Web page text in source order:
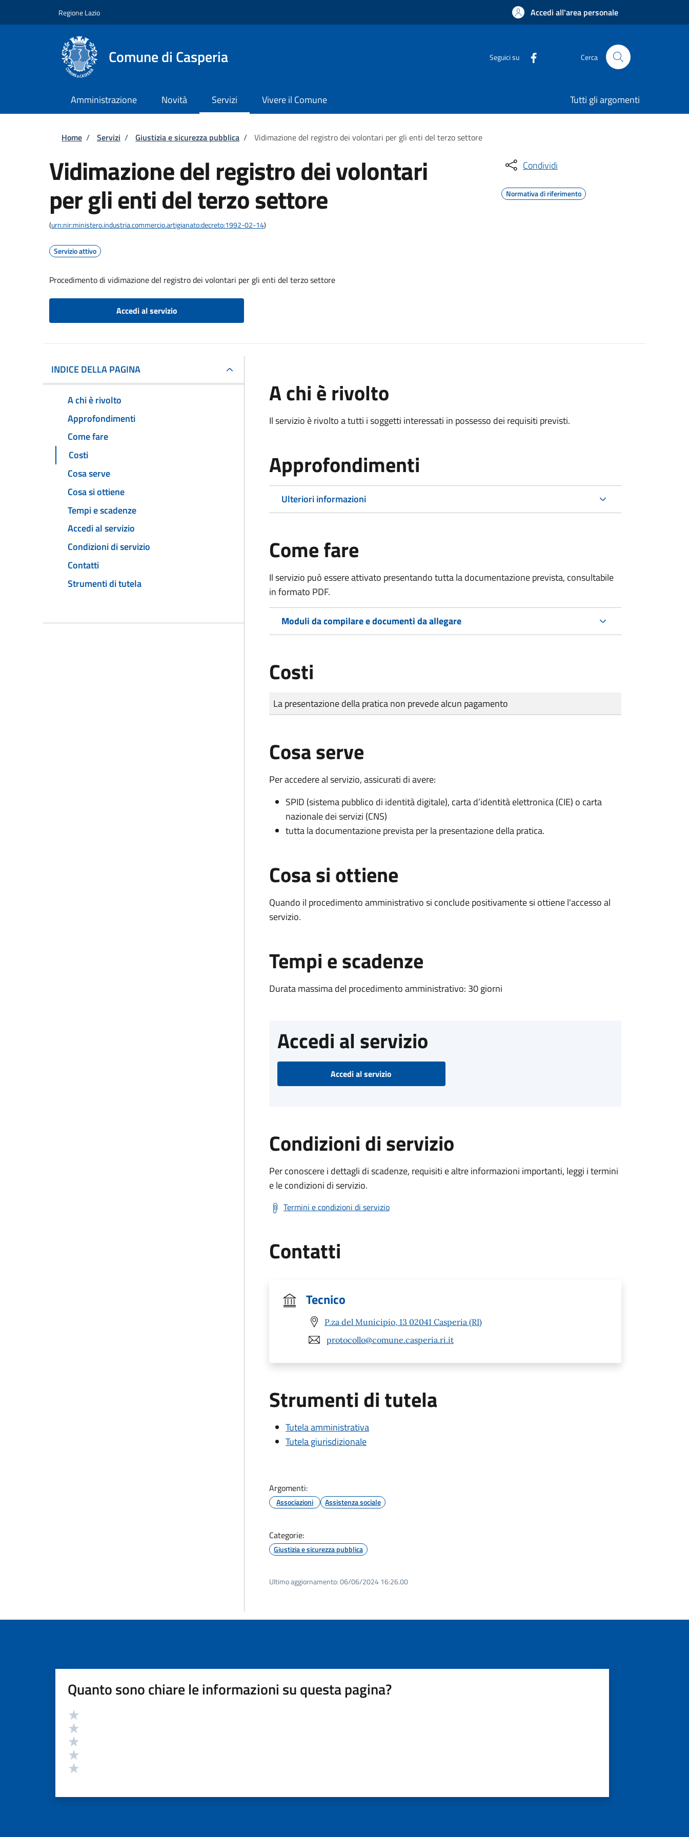
Regione Lazio Accedi all'area personale
Comune di Casperia Seguici su Cerca
Amministrazione Novità Servizi Vivere il Comune Tutti gli argomenti
Briciole di pane
Home / Servizi / Giustizia e sicurezza pubblica / Vidimazione del registro dei volontari per gli enti del terzo settore
Vidimazione del registro dei volontari
per gli enti del terzo settore
(urn:nir:ministero.industria.commercio.artigianato:decreto:1992-02-14)
Servizio attivo
Procedimento di vidimazione del registro dei volontari per gli enti del terzo settore
Accedi al servizio
Condividi
Normativa di riferimento
INDICE DELLA PAGINA
A chi è rivolto
Approfondimenti
Come fare
Costi
Cosa serve
Cosa si ottiene
Tempi e scadenze
Accedi al servizio
Condizioni di servizio
Contatti
Strumenti di tutela
A chi è rivolto
Il servizio è rivolto a tutti i soggetti interessati in possesso dei requisiti previsti.
Approfondimenti
Ulteriori informazioni
Come fare
Il servizio può essere attivato presentando tutta la documentazione prevista, consultabile
in formato PDF.
Moduli da compilare e documenti da allegare
Costi
Tipo di pagamento
Importo
La presentazione della pratica non prevede alcun pagamento
Cosa serve
Per accedere al servizio, assicurati di avere:
SPID (sistema pubblico di identità digitale), carta d’identità elettronica (CIE) o carta
nazionale dei servizi (CNS)
tutta la documentazione prevista per la presentazione della pratica.
Cosa si ottiene
Quando il procedimento amministrativo si conclude positivamente si ottiene l'accesso al
servizio.
Tempi e scadenze
Durata massima del procedimento amministrativo: 30 giorni
Accedi al servizio
Accedi al servizio
Condizioni di servizio
Per conoscere i dettagli di scadenze, requisiti e altre informazioni importanti, leggi i termini
e le condizioni di servizio.
Termini e condizioni di servizio
Contatti
Tecnico
P.za del Municipio, 13 02041 Casperia (RI)
protocollo@comune.casperia.ri.it
Strumenti di tutela
Tutela amministrativa
Tutela giurisdizionale
Argomenti:
Associazioni Assistenza sociale
Categorie:
Giustizia e sicurezza pubblica
Ultimo aggiornamento:06/06/2024 16:26.00
Quanto sono chiare le informazioni su questa pagina?
Valutazione